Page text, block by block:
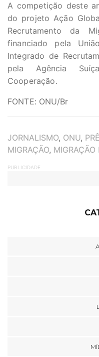
A competição deste
do projeto Ação
Recrutamento da
financiado pela
Integrado de
pela Agência
Cooperação.
FONTE: ONU/Br
TAGS
JORNALISMO, ONU,
MIGRAÇÃO, MIGRAÇÃO
PUBLICIDADE